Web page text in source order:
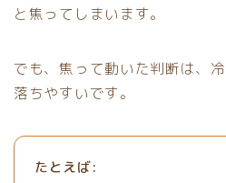
と焦ってしまいます。
でも、焦って動いた判断は、
落ちやすいです。
たとえば: